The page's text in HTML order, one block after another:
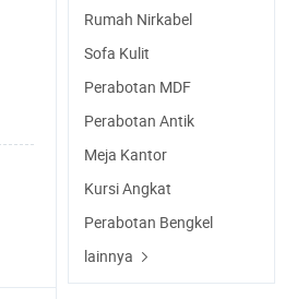
Rumah Nirkabel
Sofa Kulit
Perabotan MDF
Perabotan Antik
Meja Kantor
Kursi Angkat
Perabotan Bengkel
lainnya